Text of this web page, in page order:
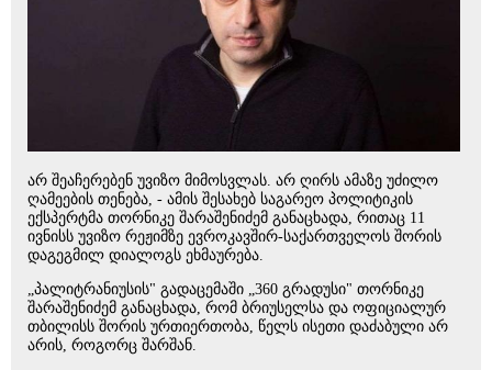
არ შეაჩერებენ უვიზო მიმოსვლას. არ ღირს ამაზე უძილო
ღამეების თენება, - ამის შესახებ საგარეო პოლიტიკის
ექსპერტმა თორნიკე შარაშენიძემ განაცხადა, რითაც 11
ივნისს უვიზო რეჟიმზე ევროკავშირ-საქართველოს შორის
დაგეგმილ დიალოგს ეხმაურება.
„პალიტრანიუსის" გადაცემაში „360 გრადუსი" თორნიკე
შარაშენიძემ განაცხადა, რომ ბრიუსელსა და ოფიციალურ
თბილისს შორის ურთიერთობა, წელს ისეთი დაძაბული არ
არის, როგორც შარშან.